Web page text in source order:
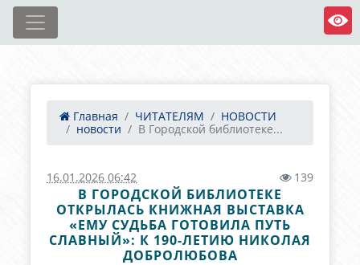
Главная ЧИТАТЕЛЯМ
НОВОСТИ
новости
В Городской библиотеке...
16.01.2026 06:42 139
В ГОРОДСКОЙ БИБЛИОТЕКЕ
ОТКРЫЛАСЬ КНИЖНАЯ ВЫСТАВКА
«ЕМУ СУДЬБА ГОТОВИЛА ПУТЬ
СЛАВНЫЙ»: К 190-ЛЕТИЮ НИКОЛАЯ
ДОБРОЛЮБОВА